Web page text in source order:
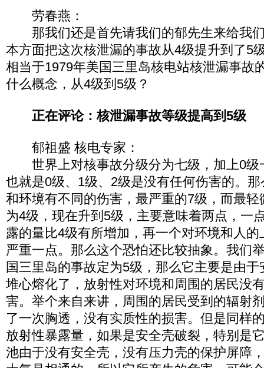
劳春燕：
那我们还是首先请我们的郁先生来给我
本方面把这次核泄漏的事故从4级提升到了5
相当于1979年美国三里岛核电站核泄漏事故
什么概念，从4级到5级？
正在评论：核泄漏事故等级提高到5级
郁祖盛 核电专家：
世界上对核事故分级分为七级，加上0级
也就是0级、1级、2级是没有任何伤害的。
和环境有不同的伤害，最严重的7级，而最
为4级，现在升到5级，主要意味着两点，一
露的量比4级有所增加，再一个对环境和人
严重一点。那么这个恐怕还比较抽象。我们
国三里岛的事故定为5级，那么它主要是由
堆心熔化了，放射性对环境和周围的居民没
害。举个来自来讲，周围的居民受到的辐射
了一次胸透，没有实质性的损害。但是同样
放射性暴露量，如果是安全壳破裂，特别是
池由于没有安全壳，没有压力壳的保护屏障